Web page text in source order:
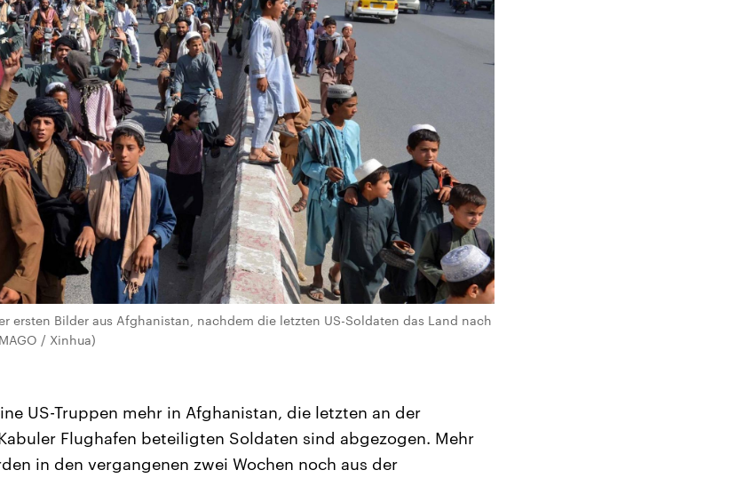
ersten Bilder aus Afghanistan, nachdem die letzten US-Soldaten das Land nach
/ Xinhua)
US-Truppen mehr in Afghanistan, die letzten an der
Flughafen beteiligten Soldaten sind abgezogen. Mehr
in den vergangenen zwei Wochen noch aus der